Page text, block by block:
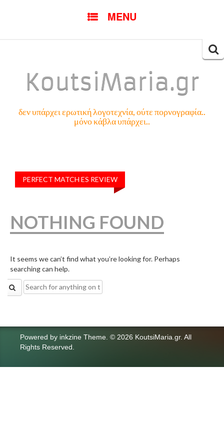
MENU
KoutsiMaria.gr
δεν υπάρχει ερωτική λογοτεχνία, ούτε πορνογραφία..
μόνο κάβλα υπάρχει..
PERFECT MATCH ES REVIEW
NOTHING FOUND
It seems we can’t find what you’re looking for. Perhaps
searching can help.
Search
for:
Powered by inkzine Theme © 2026 KoutsiMaria.gr. All
Rights Reserved.